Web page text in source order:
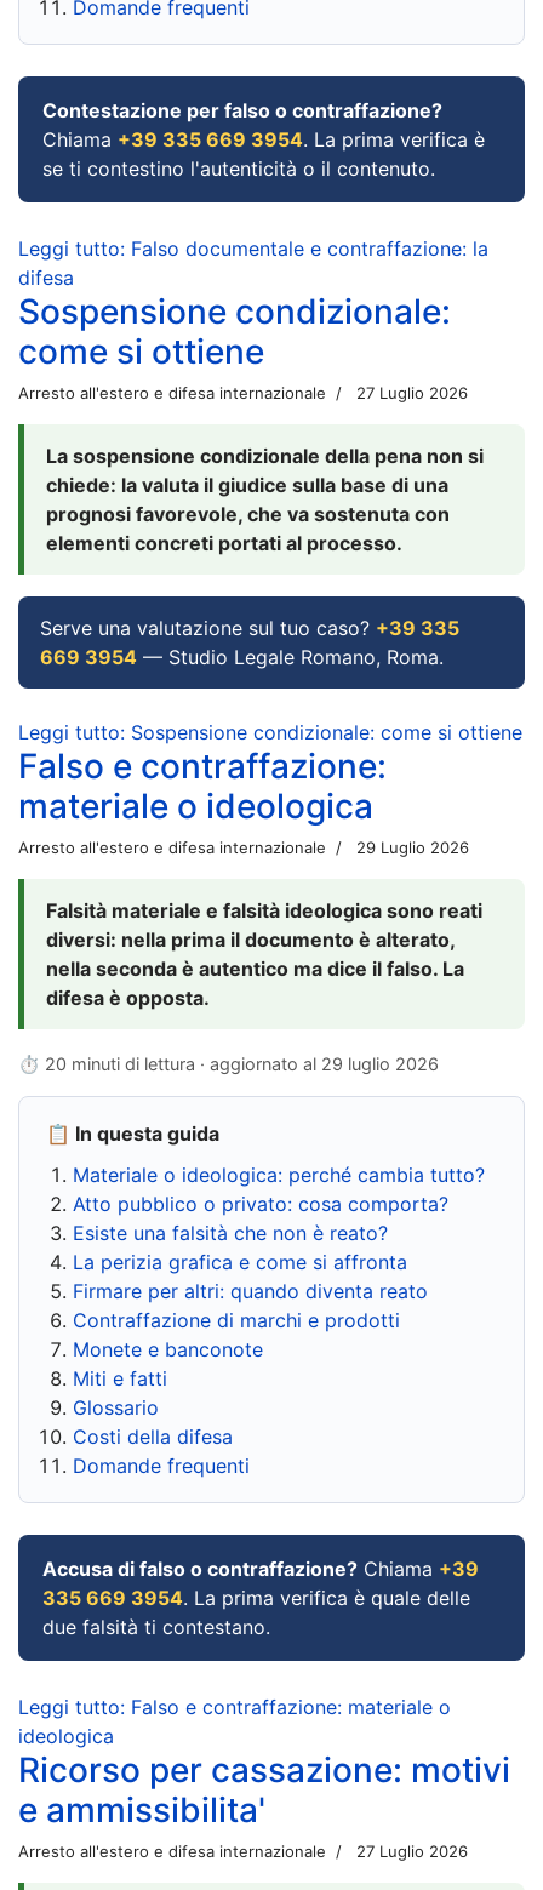
Domande frequenti
Contestazione per falso o contraffazione?
Chiama +39 335 669 3954. La prima verifica è
se ti contestino l'autenticità o il contenuto.
Leggi tutto: Falso documentale e contraffazione: la
difesa
Sospensione condizionale:
come si ottiene
Arresto all'estero e difesa internazionale 27 Luglio 2026
La sospensione condizionale della pena non si
chiede: la valuta il giudice sulla base di una
prognosi favorevole, che va sostenuta con
elementi concreti portati al processo.
Serve una valutazione sul tuo caso? +39 335
669 3954 — Studio Legale Romano, Roma.
Leggi tutto: Sospensione condizionale: come si ottiene
Falso e contraffazione:
materiale o ideologica
Arresto all'estero e difesa internazionale 29 Luglio 2026
Falsità materiale e falsità ideologica sono reati
diversi: nella prima il documento è alterato,
nella seconda è autentico ma dice il falso. La
difesa è opposta.
⏱ 20 minuti di lettura · aggiornato al 29 luglio 2026
📋 In questa guida
Materiale o ideologica: perché cambia tutto?
Atto pubblico o privato: cosa comporta?
Esiste una falsità che non è reato?
La perizia grafica e come si affronta
Firmare per altri: quando diventa reato
Contraffazione di marchi e prodotti
Monete e banconote
Miti e fatti
Glossario
Costi della difesa
Domande frequenti
Accusa di falso o contraffazione? Chiama +39
335 669 3954. La prima verifica è quale delle
due falsità ti contestano.
Leggi tutto: Falso e contraffazione: materiale o
ideologica
Ricorso per cassazione: motivi
e ammissibilita'
Arresto all'estero e difesa internazionale 27 Luglio 2026